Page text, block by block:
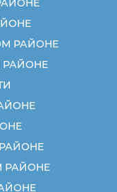
РАЙОНЕ
РАЙОНЕ
РАЙОНЕ